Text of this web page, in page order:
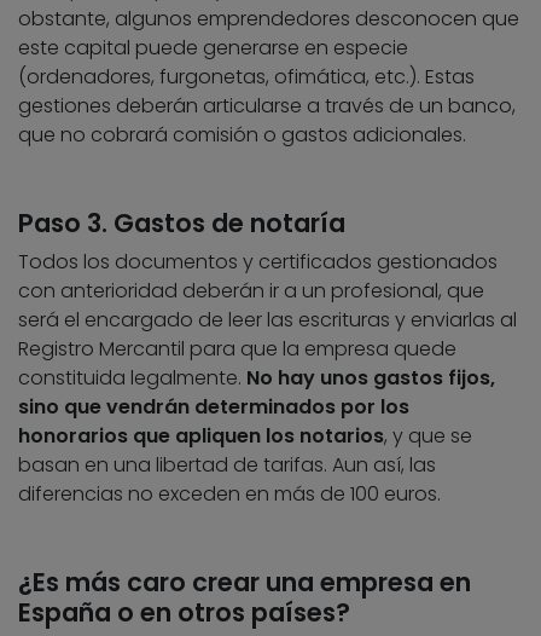
obstante, algunos emprendedores desconocen que
este capital puede generarse en especie
(ordenadores, furgonetas, ofimática, etc.). Estas
gestiones deberán articularse a través de un banco,
que no cobrará comisión o gastos adicionales.
Paso 3. Gastos de notaría
Todos los documentos y certificados gestionados
con anterioridad deberán ir a un profesional, que
será el encargado de leer las escrituras y enviarlas al
Registro Mercantil para que la empresa quede
constituida legalmente. No hay unos gastos fijos,
sino que vendrán determinados por los
honorarios que apliquen los notarios, y que se
basan en una libertad de tarifas. Aun así, las
diferencias no exceden en más de 100 euros.
¿Es más caro crear una empresa en
España o en otros países?